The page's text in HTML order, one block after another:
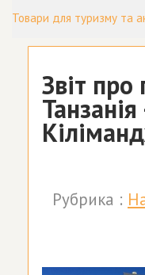
Товари для туризму та
Звіт
Танзанія
Рубрика :